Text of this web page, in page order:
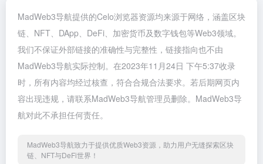
MadWeb3导航提供的Celo浏览器资源均来源于网络，涵盖区块
链、NFT、DApp、DeFi、加密货币及数字钱包等Web3领域。
我们不保证外部链接的准确性与完整性，链接指向也不由
MadWeb3导航实际控制。在2023年11月24日 下午5:37收录
时，所有内容均经过核查，符合合规合法要求。若后期网页内
容出现违规，请联系MadWeb3导航管理员删除。MadWeb3导
航对此不承担任何责任。
MadWeb3导航致力于提供优质Web3资源，助力用户无缝探索区块
链、NFT与DeFi世界！